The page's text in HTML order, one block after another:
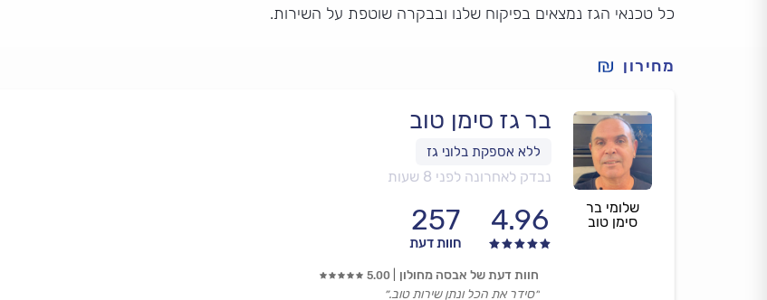
כל טכנאי הגז נמצאים בפיקוח שלנו ובבקרה שוטפת על השירות.
מחירון
שלומי בר
סימן טוב
בר גז סימן טוב
נבדק לאחרונה לפני 8 שעות
4.96
257
חוות דעת
חוות דעת של אבסה מחולון 5.00
״סידר את הכל ונתן שירות טוב.״